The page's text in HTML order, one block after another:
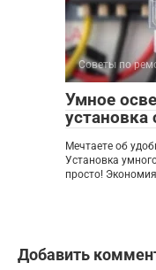
Советы по
Умное
Мечтаете об
Установка
просто!
Добавить